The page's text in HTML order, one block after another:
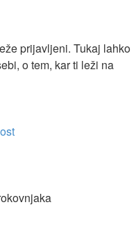
prijavljeni. Tukaj lahko
o tem, kar ti leži na